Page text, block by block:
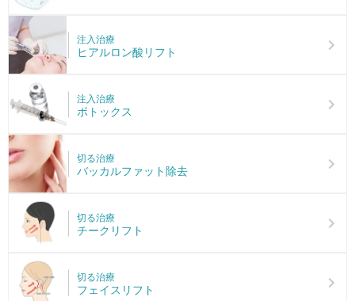
注入治療
ヒアルロン酸リフト
注入治療
ボトックス
切る治療
バッカルファット除去
切る治療
チークリフト
切る治療
フェイスリフト